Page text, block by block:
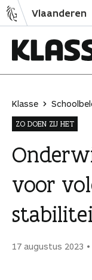
N
a
Vlaanderen
a
s
s
e
Klasse
ZO DOEN ZIJ HET
voor
17 augustus 2023